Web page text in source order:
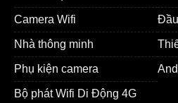
Camera Wifi
Nhà thông minh
Phụ kiện camera
Bộ phát Wifi Di Động 4G